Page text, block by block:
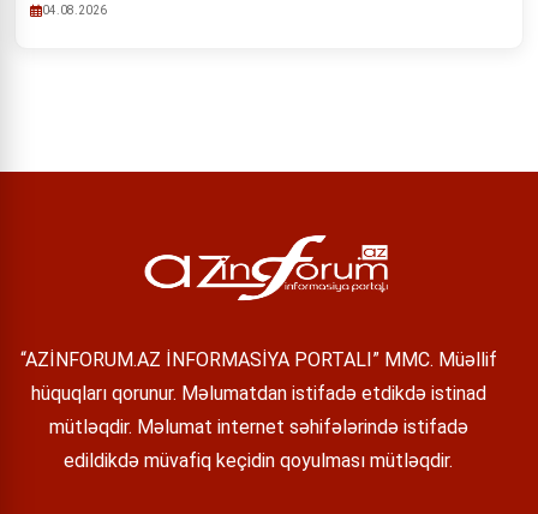
04.08.2026
“AZİNFORUM.AZ İNFORMASİYA PORTALI” MMC. Müəllif
hüquqları qorunur. Məlumatdan istifadə etdikdə istinad
mütləqdir. Məlumat internet səhifələrində istifadə
edildikdə müvafiq keçidin qoyulması mütləqdir.